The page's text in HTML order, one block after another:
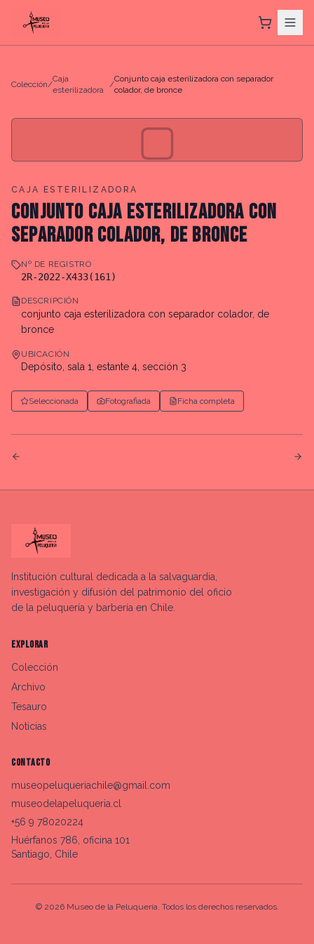
Colección/
Caja
esterilizadora
/
Conjunto caja esterilizadora con separador
colador, de bronce
▢
CAJA ESTERILIZADORA
CONJUNTO CAJA ESTERILIZADORA CON
SEPARADOR COLADOR, DE BRONCE
Nº DE REGISTRO
2R-2022-X433(161)
DESCRIPCIÓN
conjunto caja esterilizadora con separador colador, de
bronce
UBICACIÓN
Depósito, sala 1, estante 4, sección 3
Seleccionada Fotografiada Ficha completa
Institución cultural dedicada a la salvaguardia,
investigación y difusión del patrimonio del oficio
de la peluquería y barbería en Chile.
EXPLORAR
Colección
Archivo
Tesauro
Noticias
CONTACTO
museopeluqueriachile@gmail.com
museodelapeluqueria.cl
+56 9 78020224
Huérfanos 786, oficina 101
Santiago, Chile
© 2026Museo de la Peluquería. Todos los derechos reservados.